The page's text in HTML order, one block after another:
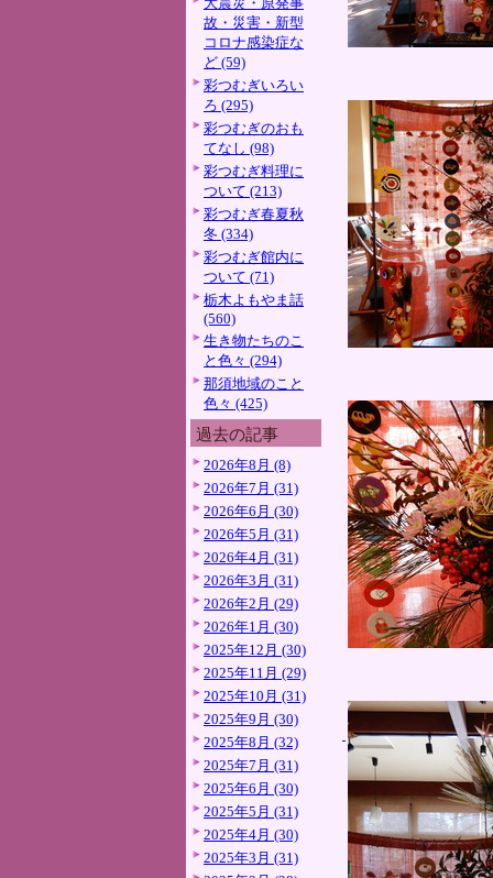
故・災害・新型
コロナ感染症な
ど (59)
彩つむぎいろい
ろ (295)
彩つむぎのおも
てなし (98)
彩つむぎ料理に
ついて (213)
彩つむぎ春夏秋
冬 (334)
彩つむぎ館内に
ついて (71)
栃木よもやま話
(560)
生き物たちのこ
と色々 (294)
那須地域のこと
色々 (425)
過去の記事
2026年8月 (8)
2026年7月 (31)
2026年6月 (30)
2026年5月 (31)
2026年4月 (31)
2026年3月 (31)
2026年2月 (29)
2026年1月 (30)
2025年12月 (30)
2025年11月 (29)
2025年10月 (31)
2025年9月 (30)
2025年8月 (32)
2025年7月 (31)
2025年6月 (30)
2025年5月 (31)
2025年4月 (30)
2025年3月 (31)